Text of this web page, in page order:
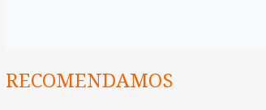
RECOMENDAMOS